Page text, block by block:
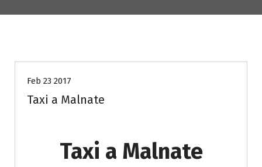
Feb 23 2017
Taxi a Malnate
Taxi a Malnate